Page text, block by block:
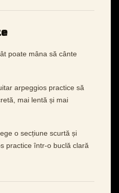
poate mâna să cânte
arpeggios practice să
mai lentă și mai
o secțiune scurtă și
practice într-o buclă clară